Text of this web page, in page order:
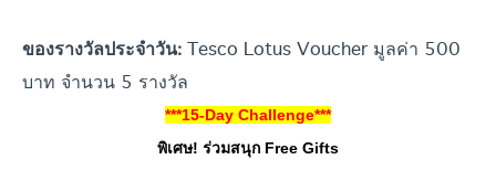
ของรางวัลประจำวัน: Tesco Lotus Voucher มูลค่า 500
บาท จำนวน 5 รางวัล
***15-Day Challenge***
พิเศษ! ร่วมสนุก Free Gifts